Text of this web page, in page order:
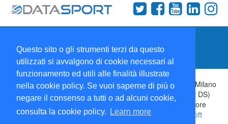
Questo sito o gli strumenti terzi da questo
utilizzati si avvalgono di cookie necessari al
funzionamento ed utili alle finalità illustrate
nella cookie policy. Se vuoi saperne di più o
negare il consenso a tutti o ad alcuni cookie,
consulta la cookie policy.
Learn more
Collabora con noi
Copyright 1995-2026 © Wise Srl Via Palmanova 8 20132 Milano
Italia - P. IVA 09072090963 | ISSN: 2499-2925 (DataSport DS)
Informazioni e richieste di pubblicità:
| Direttore
Responsabile:Sergio Angelo Chiesa| Developed By:
P-Soft